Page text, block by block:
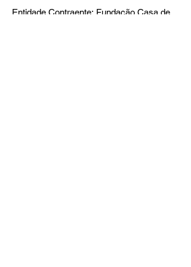
Entidade Contraente: Fundação Casa de